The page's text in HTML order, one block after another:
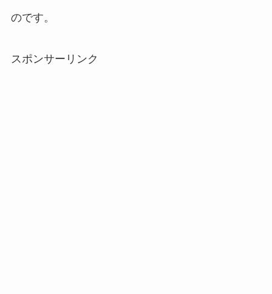
のです。
スポンサーリンク